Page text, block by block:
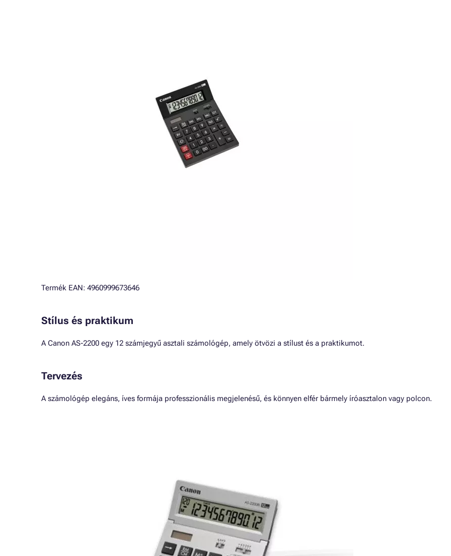
Termék EAN: 4960999673646
Stílus és praktikum
A Canon AS-2200 egy 12 számjegyű asztali számológép, amely ötvözi a stílust és a praktikumot.
Tervezés
A számológép elegáns, íves formája professzionális megjelenésű, és könnyen elfér bármely íróasztalon vagy polcon.